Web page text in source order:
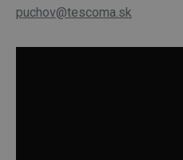
puchov@tescoma.sk